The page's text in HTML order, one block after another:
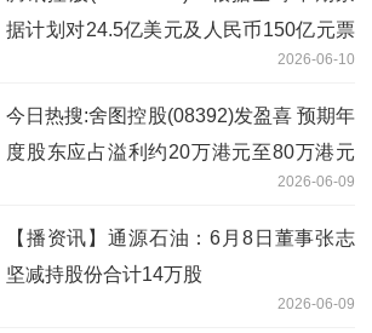
据计划对24.5亿美元及人民币150亿元票
2026-06-10
今日热搜:舍图控股(08392)发盈喜 预期年
度股东应占溢利约20万港元至80万港元
2026-06-09
【播资讯】通源石油：6月8日董事张志
坚减持股份合计14万股
2026-06-09